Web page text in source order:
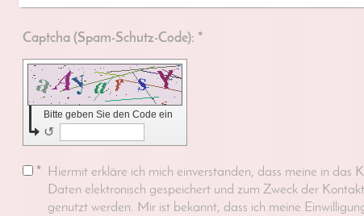
Captcha (Spam-Schutz-Code): *
Bitte geben Sie den Code ein
↺
*
Hiermit erkläre ich mich einverstanden, dass meine in das
Daten elektronisch gespeichert und zum Zweck der
genutzt werden. Mir ist bekannt, dass ich meine